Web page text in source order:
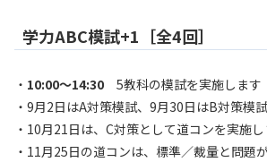
学力ABC模試+1［全4回］
・ 10:00～14:30 5教科の模試を実施します
・9月2日はA対策模試、9月30日はB対策模
・10月21日は、C対策として道コンを実施
・11月25日の道コンは、標準／裁量と問題